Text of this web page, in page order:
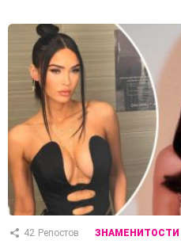
42 Репостов ЗНАМЕНИТОСТИ